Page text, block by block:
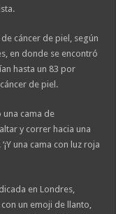
cáncer de piel, según
en donde se encontró
hasta un 83 por
de piel.
una cama de
y correr hacia una
una cama con luz roja
en Londres,
un emoji de llanto,